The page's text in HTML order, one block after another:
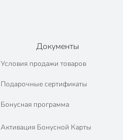
Документы
Условия продажи товаров
Подарочные сертификаты
Бонусная программа
Активация Бонусной Карты